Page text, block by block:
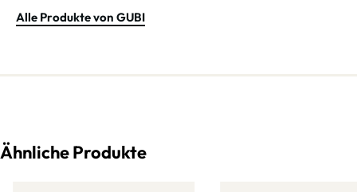
Alle Produkte von GUBI
Ähnliche Produkte